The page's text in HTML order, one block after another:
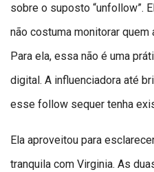
sobre o suposto “unfollow”.
não costuma monitorar
Para ela, essa não é uma
digital. A influenciadora até
esse follow sequer tenha
Ela aproveitou para
tranquila com Virginia. As